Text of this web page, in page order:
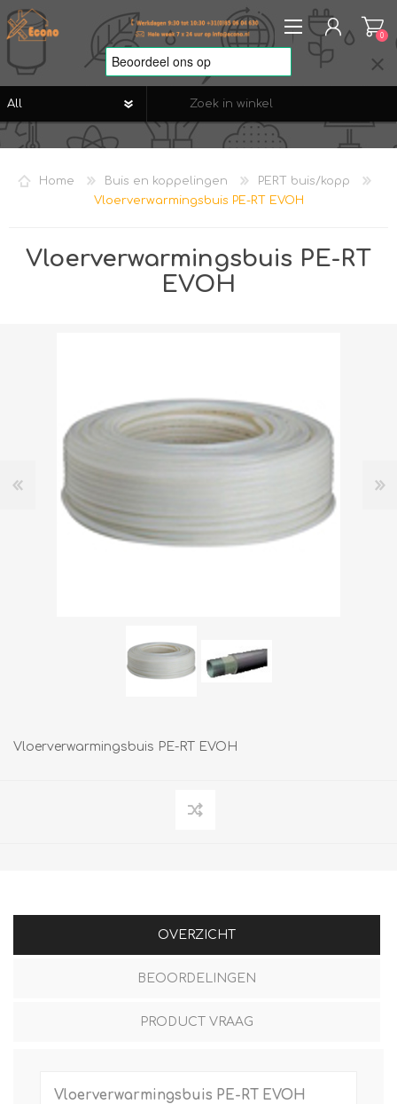
REGISTREREN
VERLANGLIJST
0
Home Buis en koppelingen
PERT buis/kopp
Vloerverwarmingsbuis PE-RT EVOH
Vloerverwarmingsbuis PE-RT
EVOH
Vloerverwarmingsbuis PE-RT EVOH
OVERZICHT
BEOORDELINGEN
PRODUCT VRAAG
Vloerverwarmingsbuis PE-RT EVOH